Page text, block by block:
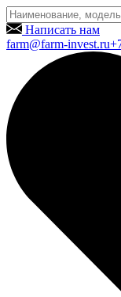
Написать нам
farm@farm-invest.ru